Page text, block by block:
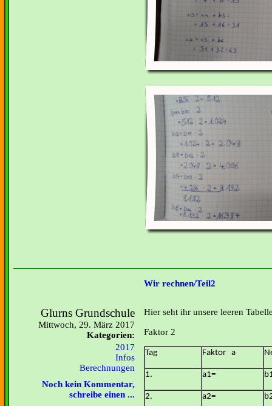
Wir rechnen/Teil2
Glurns Grundschule
Mittwoch, 29. März 2017
Kategorien:
2017
Infos
Berechnungen
Noch kein Kommentar,
schreibe einen ...
Hier seht ihr unsere leeren
Faktor 2
Tag Faktor a
1. a1=
2. a2=